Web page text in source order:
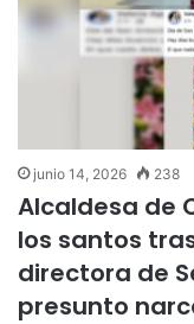
junio 14, 2026 238
Alcaldesa de
los santos
directora de
presunto